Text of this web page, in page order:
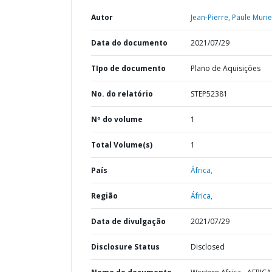
Autor Jean-Pierre, Paule
Data do documento 2021/07/29
TIpo de documento Plano de Aquisições
No. do relatório STEP52381
Nº do volume 1
Total Volume(s) 1
País África,
Região África,
Data de divulgação 2021/07/29
Disclosure Status Disclosed